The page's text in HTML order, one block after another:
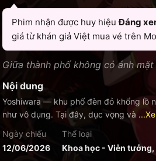
Phim nhận được huy hiệu Đáng
giá từ khán giả Việt mua vé trên
Giữa thành phố không có ánh
Nội dung
Yoshiwara — khu phố đèn đỏ khổng lồ
như vô dụng. Tại đây, dục vọng và
Ngày chiếu
12/06/2026
Thể loại
Khoa học - Viễn